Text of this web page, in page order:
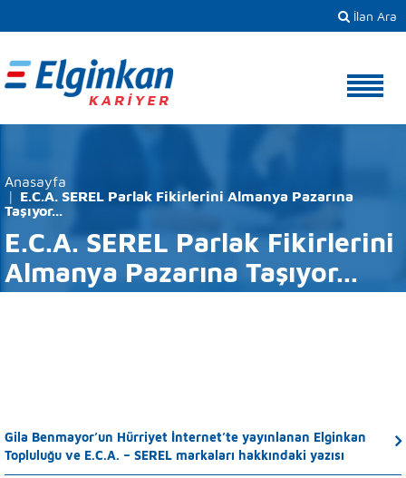
İlan Ara
Anasayfa
E.C.A. SEREL Parlak Fikirlerini Almanya Pazarına
Taşıyor...
E.C.A. SEREL Parlak Fikirlerini
Almanya Pazarına Taşıyor...
Gila Benmayor’un Hürriyet İnternet’te yayınlanan Elginkan
Topluluğu ve E.C.A. – SEREL markaları hakkındaki yazısı